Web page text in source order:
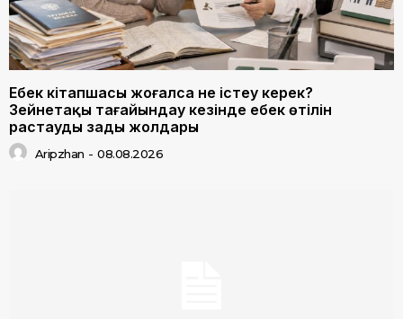
Еңбек кітапшасы жоғалса не істеу керек?
Зейнетақы тағайындау кезінде еңбек өтілін
растаудың заңды жолдары
Aripzhan - 08.08.2026